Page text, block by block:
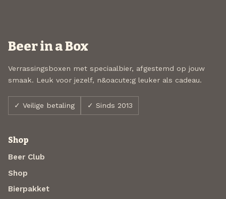
Beer in a Box
Verrassingsboxen met speciaalbier, afgestemd op jouw
smaak. Leuk voor jezelf, n&oacute;g leuker als cadeau.
✓ Veilige betaling ✓ Sinds 2013
Shop
Beer Club
Shop
Bierpakket